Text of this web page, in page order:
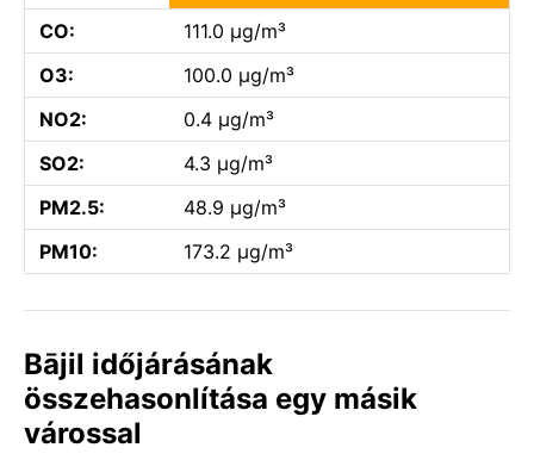
CO:
111.0 µg/m³
O3:
100.0 µg/m³
NO2:
0.4 µg/m³
SO2:
4.3 µg/m³
PM2.5:
48.9 µg/m³
PM10:
173.2 µg/m³
Bājil időjárásának
összehasonlítása egy másik
várossal